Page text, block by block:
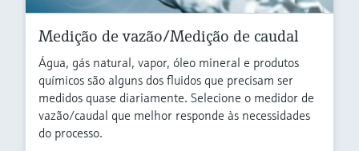
Medição de vazão/Medição de caudal
Água, gás natural, vapor, óleo mineral e produtos
químicos são alguns dos fluidos que precisam ser
medidos quase diariamente. Selecione o medidor de
vazão/caudal que melhor responde às necessidades
do processo.